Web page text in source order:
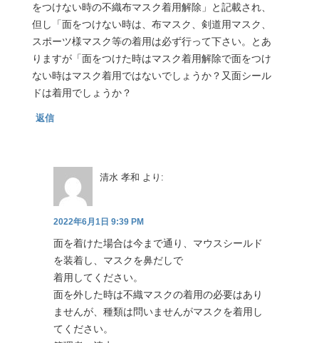
をつけない時の不織布マスク着用解除」と記載され、
但し「面をつけない時は、布マスク、剣道用マスク、
スポーツ様マスク等の着用は必ず行って下さい。とあ
りますが「面をつけた時はマスク着用解除で面をつけ
ない時はマスク着用ではないでしょうか？又面シール
ドは着用でしょうか？
返信
清水 孝和 より:
2022年6月1日 9:39 PM
面を着けた場合は今まで通り、マウスシールド
を装着し、マスクを鼻だしで
着用してください。
面を外した時は不織マスクの着用の必要はあり
ませんが、種類は問いませんがマスクを着用し
てください。